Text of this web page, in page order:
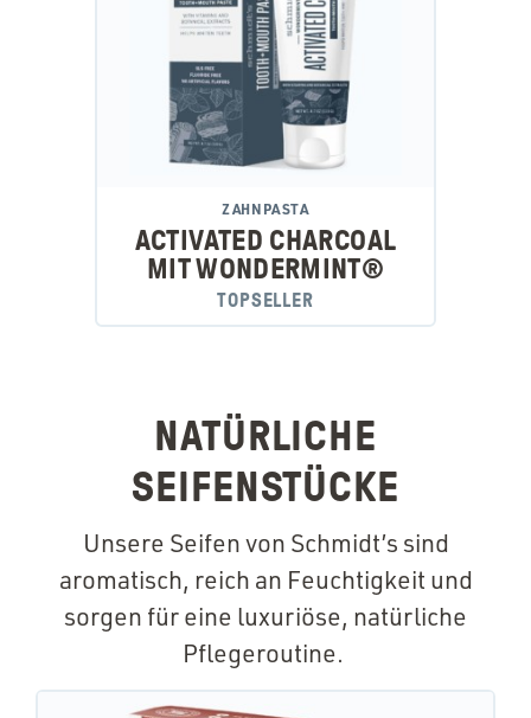
ZAHNPASTA
ACTIVATED CHARCOAL
MIT WONDERMINT®
TOPSELLER
NATÜRLICHE
SEIFENSTÜCKE
Unsere Seifen von Schmidt’s sind
aromatisch, reich an Feuchtigkeit und
sorgen für eine luxuriöse, natürliche
Pflegeroutine.